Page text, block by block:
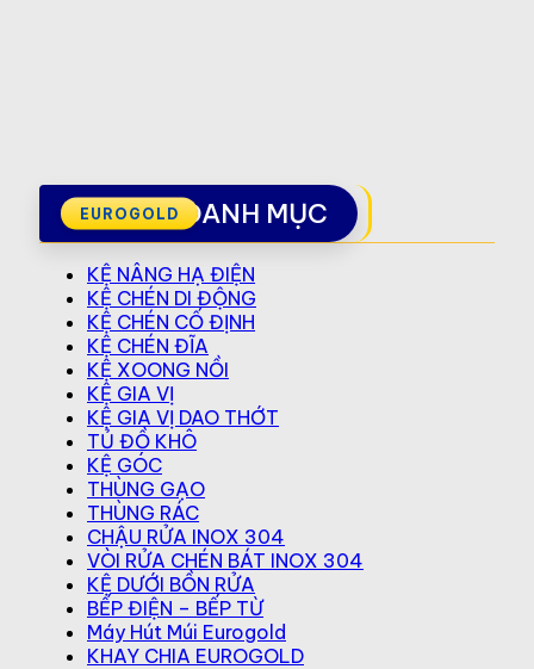
DANH MỤC
KỆ NÂNG HẠ ĐIỆN
KỆ CHÉN DI ĐỘNG
KỆ CHÉN CỐ ĐỊNH
KỆ CHÉN ĐĨA
KỆ XOONG NỒI
KỆ GIA VỊ
KỆ GIA VỊ DAO THỚT
TỦ ĐỒ KHÔ
KỆ GÓC
THÙNG GẠO
THÙNG RÁC
CHẬU RỬA INOX 304
VÒI RỬA CHÉN BÁT INOX 304
KỆ DƯỚI BỒN RỬA
BẾP ĐIỆN – BẾP TỪ
Máy Hút Múi Eurogold
KHAY CHIA EUROGOLD